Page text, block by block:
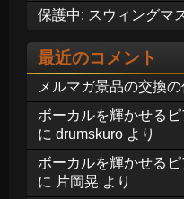
保護中: スウィング
最近のコメント
メルマガ景品の交換
ボーカルを輝かせる
に drumskuro より
ボーカルを輝かせる
に 片岡晃 より